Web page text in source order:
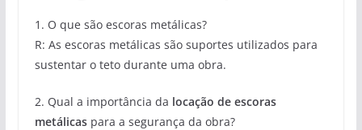
1. O que são escoras metálicas?
R: As escoras metálicas são suportes utilizados para
sustentar o teto durante uma obra.
2. Qual a importância da locação de escoras
metálicaspara a segurança da obra?